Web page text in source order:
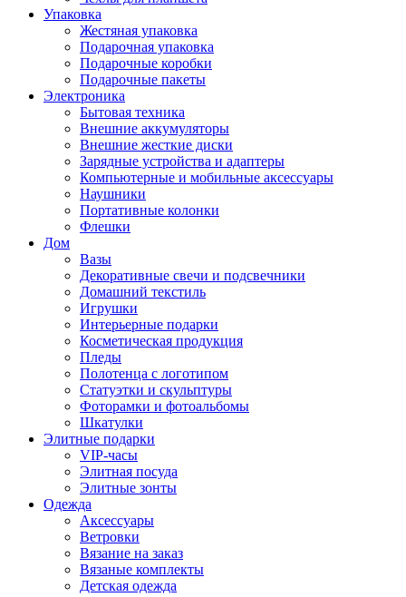
Упаковка
Жестяная упаковка
Подарочная упаковка
Подарочные коробки
Подарочные пакеты
Электроника
Бытовая техника
Внешние аккумуляторы
Внешние жесткие диски
Зарядные устройства и адаптеры
Компьютерные и мобильные аксессуары
Наушники
Портативные колонки
Флешки
Дом
Вазы
Декоративные свечи и подсвечники
Домашний текстиль
Игрушки
Интерьерные подарки
Косметическая продукция
Пледы
Полотенца с логотипом
Статуэтки и скульптуры
Фоторамки и фотоальбомы
Шкатулки
Элитные подарки
VIP-часы
Элитная посуда
Элитные зонты
Одежда
Аксессуары
Ветровки
Вязание на заказ
Вязаные комплекты
Детская одежда